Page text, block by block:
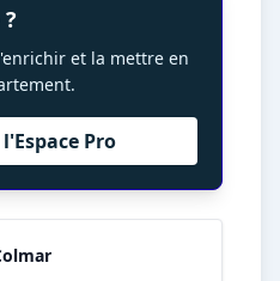
et la mettre en
Pro